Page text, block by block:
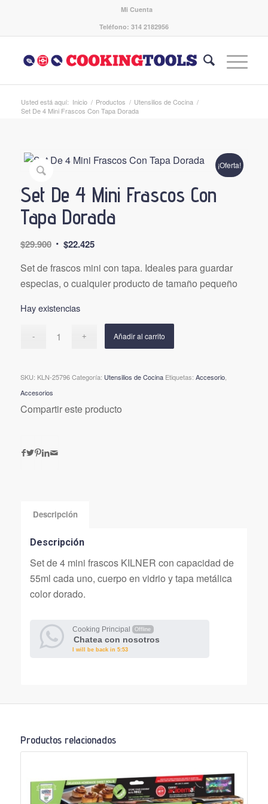
Mi Cuenta
Teléfono: 314 2182956
Usted está aquí: Inicio / Productos / Utensilios de Cocina /
Set De 4 Mini Frascos Con Tapa Dorada
¡Oferta!
Set De 4 Mini Frascos Con
Tapa Dorada
$29.900 El
original
era:
$22.425El
actual
es:
Set de frascos mini con tapa. Ideales para guardar
especias, o cualquier producto de tamaño pequeño
Hay existencias
Añadir al carrito
SKU: KLN-25796 Categoría: Utensilios de Cocina Etiquetas: Accesorio,
Accesorios
Compartir este producto
Descripción
Descripción
Set de 4 mini frascos KILNER con capacidad de
55ml cada uno, cuerpo en vidrio y tapa metálica
color dorado.
Cooking Principal Offline
Chatea con nosotros
I will be back in 5:53
Productos relacionados